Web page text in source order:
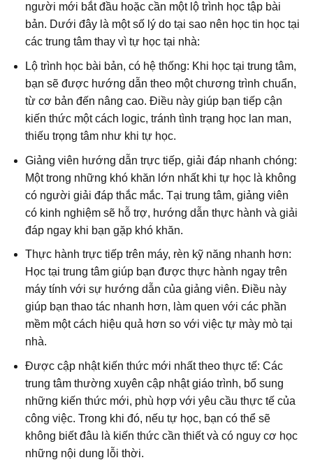
người mới bắt đầu hoặc cần một lộ trình học tập bài
bản. Dưới đây là một số lý do tại sao nên học tin học tại
các trung tâm thay vì tự học tại nhà:
Lộ trình học bài bản, có hệ thống: Khi học tại trung tâm,
bạn sẽ được hướng dẫn theo một chương trình chuẩn,
từ cơ bản đến nâng cao. Điều này giúp bạn tiếp cận
kiến thức một cách logic, tránh tình trạng học lan man,
thiếu trọng tâm như khi tự học.
Giảng viên hướng dẫn trực tiếp, giải đáp nhanh chóng:
Một trong những khó khăn lớn nhất khi tự học là không
có người giải đáp thắc mắc. Tại trung tâm, giảng viên
có kinh nghiệm sẽ hỗ trợ, hướng dẫn thực hành và giải
đáp ngay khi bạn gặp khó khăn.
Thực hành trực tiếp trên máy, rèn kỹ năng nhanh hơn:
Học tại trung tâm giúp bạn được thực hành ngay trên
máy tính với sự hướng dẫn của giảng viên. Điều này
giúp bạn thao tác nhanh hơn, làm quen với các phần
mềm một cách hiệu quả hơn so với việc tự mày mò tại
nhà.
Được cập nhật kiến thức mới nhất theo thực tế: Các
trung tâm thường xuyên cập nhật giáo trình, bổ sung
những kiến thức mới, phù hợp với yêu cầu thực tế của
công việc. Trong khi đó, nếu tự học, bạn có thể sẽ
không biết đâu là kiến thức cần thiết và có nguy cơ học
những nội dung lỗi thời.